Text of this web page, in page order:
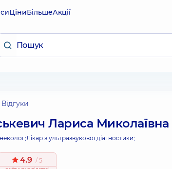
ЦіниБільшеАкції
Лариса Миколаївна
Лікар з ультразвукової діагностики;
4.9 / 5